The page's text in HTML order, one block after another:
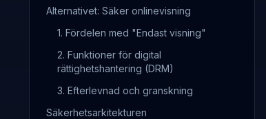
Alternativet: Säker onlinevisning
1. Fördelen med "Endast visning"
2. Funktioner för digital
rättighetshantering (DRM)
3. Efterlevnad och granskning
Säkerhetsarkitekturen